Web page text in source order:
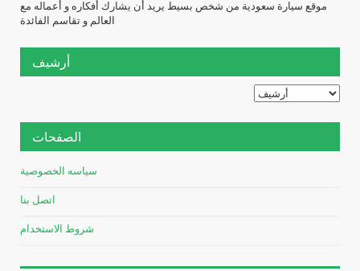
موقع سيارة سعودية من شخص بسيط يريد أن يشارك أفكاره و أعماله مع
العالم و تقاسم الفائدة
أرشيف
الصفحات
سياسه الخصوصية
اتصل بنا
شروط الاستخدام